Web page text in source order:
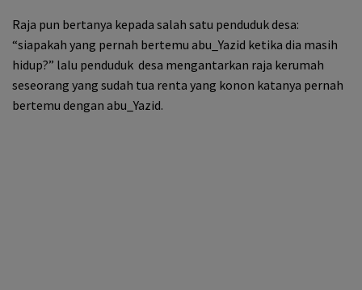
Raja pun bertanya kepada salah satu penduduk desa:
“siapakah yang pernah bertemu abu_Yazid ketika dia masih
hidup?” lalu penduduk desa mengantarkan raja kerumah
seseorang yang sudah tua renta yang konon katanya pernah
bertemu dengan abu_Yazid.